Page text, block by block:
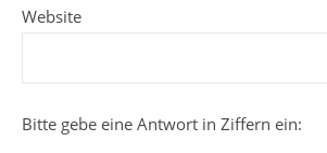
Website
Bitte gebe eine Antwort in Ziffern ein: